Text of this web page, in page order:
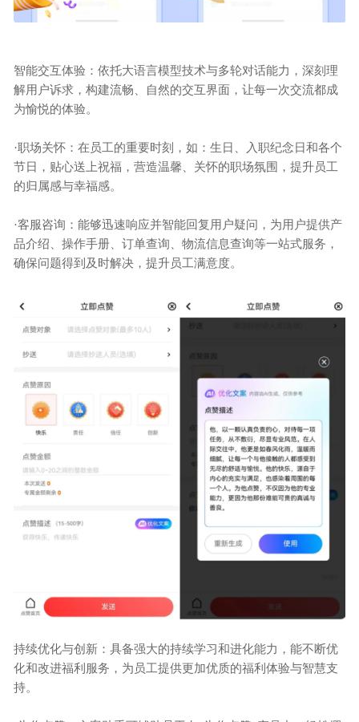
智能交互体验：依托大语言模型技术与多轮对话能力，深刻理
解用户诉求，构建流畅、自然的交互界面，让每一次交流都成
为愉悦的体验。
·职场关怀：在员工的重要时刻，如：生日、入职纪念日和各个
节日，贴心送上祝福，营造温馨、关怀的职场氛围，提升员工
的归属感与幸福感。
·客服咨询：能够迅速响应并智能回复用户疑问，为用户提供产
品介绍、操作手册、订单查询、物流信息查询等一站式服务，
确保问题得到及时解决，提升员工满意度。
持续优化与创新：具备强大的持续学习和进化能力，能不断优
化和改进福利服务，为员工提供更加优质的福利体验与智慧支
持。